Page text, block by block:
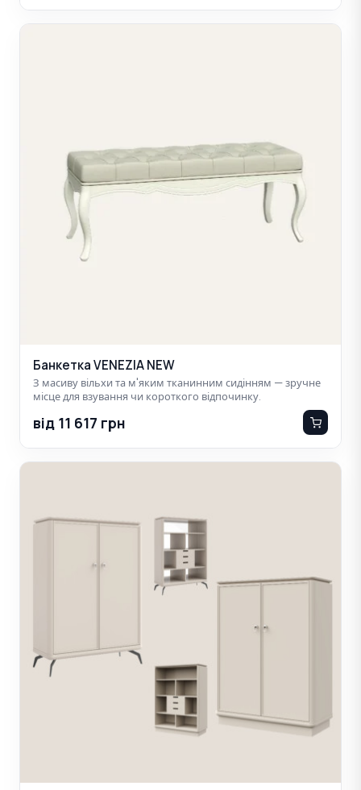
Банкетка VENEZIA NEW
З масиву вільхи та м'яким тканинним сидінням — зручне
місце для взування чи короткого відпочинку.
від 11 617 грн